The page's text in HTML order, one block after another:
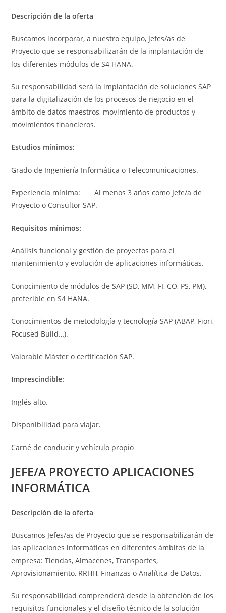
Descripción de la oferta
Buscamos incorporar, a nuestro equipo, Jefes/as de
Proyecto que se responsabilizarán de la implantación de
los diferentes módulos de S4 HANA.
Su responsabilidad será la implantación de soluciones SAP
para la digitalización de los procesos de negocio en el
ámbito de datos maestros, movimiento de productos y
movimientos financieros.
Estudios mínimos:
Grado de Ingeniería Informática o Telecomunicaciones.
Experiencia mínima: Al menos 3 años como Jefe/a de
Proyecto o Consultor SAP.
Requisitos mínimos:
Análisis funcional y gestión de proyectos para el
mantenimiento y evolución de aplicaciones informáticas.
Conocimiento de módulos de SAP (SD, MM, FI, CO, PS, PM),
preferible en S4 HANA.
Conocimientos de metodología y tecnología SAP (ABAP, Fiori,
Focused Build…).
Valorable Máster o certificación SAP.
Imprescindible:
Inglés alto.
Disponibilidad para viajar.
Carné de conducir y vehículo propio
JEFE/A PROYECTO APLICACIONES
INFORMÁTICA
Descripción de la oferta
Buscamos Jefes/as de Proyecto que se responsabilizarán de
las aplicaciones informáticas en diferentes ámbitos de la
empresa: Tiendas, Almacenes, Transportes,
Aprovisionamiento, RRHH, Finanzas o Analítica de Datos.
Su responsabilidad comprenderá desde la obtención de los
requisitos funcionales y el diseño técnico de la solución